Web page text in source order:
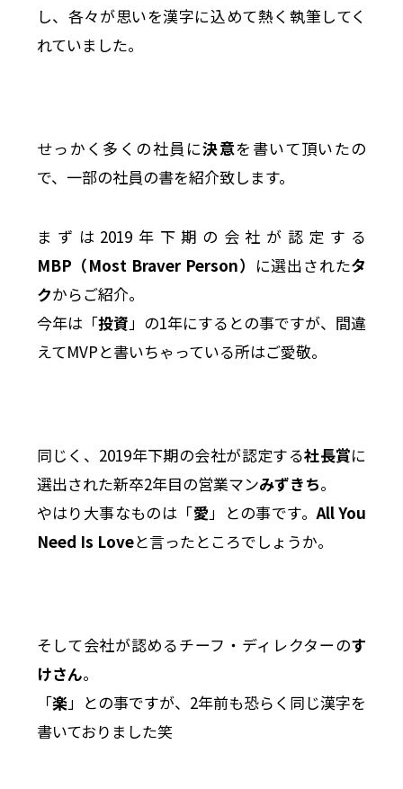
し、各々が思いを漢字に込めて熱く執筆してく
れていました。
せっかく多くの社員に決意を書いて頂いたの
で、一部の社員の書を紹介致します。
まずは2019年下期の会社が認定する
MBP（Most Braver Person） に選出されたタ
クからご紹介。
今年は「投資」の1年にするとの事ですが、間違
えてMVPと書いちゃっている所はご愛敬。
同じく、2019年下期の会社が認定する社長賞に
選出された新卒2年目の営業マンみずきち。
やはり大事なものは「愛」との事です。All You
Need Is Loveと言ったところでしょうか。
そして会社が認めるチーフ・ディレクターのす
けさん。
「楽」との事ですが、2年前も恐らく同じ漢字を
書いておりました笑